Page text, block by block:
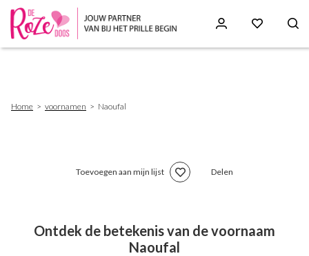
Home voornamen Naoufal
Toevoegen aan mijn lijst Delen
Ontdek de betekenis van de voornaam
Naoufal